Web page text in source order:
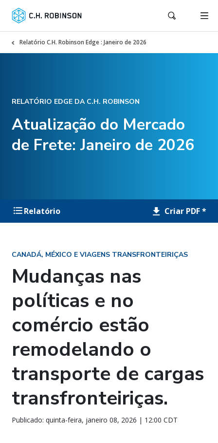
Relatório C.H. Robinson Edge : Janeiro de 2026
RELATÓRIO EDGE DA C.H. ROBINSON
Atualização do Mercado
de Frete: Janeiro de 2026
Relatório Criar PDF *
CANADÁ, MÉXICO E VIAGENS TRANSFRONTEIRIÇAS
Mudanças nas
políticas e no
comércio estão
remodelando o
transporte de cargas
transfronteiriças.
Publicado: quinta-feira, janeiro 08, 2026 | 12:00 CDT